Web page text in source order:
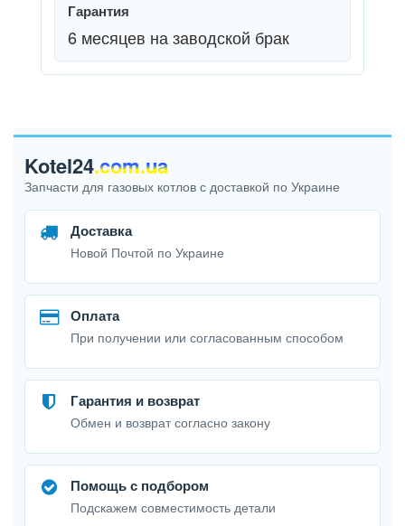
Гарантия
6 месяцев на заводской брак
Kotel24.com.ua
Запчасти для газовых котлов с доставкой по Украине
Доставка
Новой Почтой по Украине
Оплата
При получении или согласованным способом
Гарантия и возврат
Обмен и возврат согласно закону
Помощь с подбором
Подскажем совместимость детали